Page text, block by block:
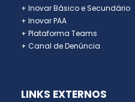
+ Inovar Básico e Secundário
+ Inovar PAA
+ Plataforma Teams
+ Canal de Denúncia
LINKS EXTERNOS